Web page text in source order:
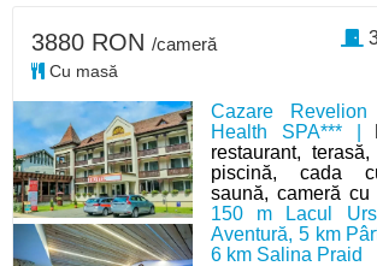
Cazare
Health SPA*** |
restaurant,
piscină, cada
saună, cameră cu
150 m Lacul
Aventură, 5 km
6 km Salina Praid
3880 RON /cameră
Cu masă